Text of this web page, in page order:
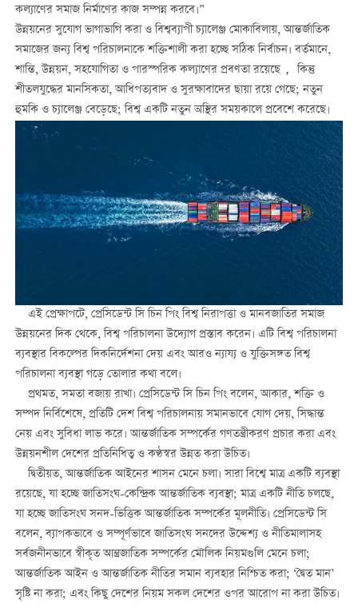
কল্যাণের সমাজ নির্মাণের কাজ সম্পন্ন করবে।”
উন্নয়নের সুযোগ ভাগাভাগি করা ও বিশ্বব্যাপী চ্যালেঞ্জ মোকাবিলায়, আন্তর্জাতিক
সমাজের জন্য বিশ্ব পরিচালনাকে শক্তিশালী করা হচ্ছে সঠিক নির্বাচন। বর্তমানে,
শান্তি, উন্নয়ন, সহযোগিতা ও পারস্পরিক কল্যাণের প্রবণতা রয়েছে， কিন্তু
শীতলযুদ্ধের মানসিকতা, আধিপত্যবাদ ও সুরক্ষাবাদের ছায়া রয়ে গেছে; নতুন
হুমকি ও চ্যালেঞ্জ বেড়েছে; বিশ্ব একটি নতুন অস্থির সময়কালে প্রবেশে করেছে।
এই প্রেক্ষাপটে, প্রেসিডেন্ট সি চিন পিং বিশ্ব নিরাপত্তা ও মানবজাতির সমাজ
উন্নয়নের দিক থেকে, বিশ্ব পরিচালনা উদ্যোগ প্রস্তাব করেন। এটি বিশ্ব পরিচালনা
ব্যবস্থার বিকল্পের দিকনির্দেশনা দেয় এবং আরও ন্যায্য ও যুক্তিসঙ্গত বিশ্ব
পরিচালনা ব্যবস্থা গড়ে তোলার কথা বলে।
প্রথমত, সমতা বজায় রাখা। প্রেসিডেন্ট সি চিন পিং বলেন, আকার, শক্তি ও
সম্পদ নির্বিশেষে, প্রতিটি দেশ বিশ্ব পরিচালনায় সমানভাবে যোগ দেয়, সিদ্ধান্ত
নেয় এবং সুবিধা লাভ করে। আন্তর্জাতিক সম্পর্কের গণতন্ত্রীকরণ প্রচার করা এবং
উন্নয়নশীল দেশের প্রতিনিধিত্ব ও কণ্ঠস্বর উন্নত করা উচিত।
দ্বিতীয়ত, আন্তর্জাতিক আইনের শাসন মেনে চলা। সারা বিশ্বে মাত্র একটি ব্যবস্থা
রয়েছে, যা হচ্ছে জাতিসংঘ-কেন্দ্রিক আন্তর্জাতিক ব্যবস্থা; মাত্র একটি নীতি চলছে,
যা হচ্ছে জাতিসংঘ সনদ-ভিত্তিক আন্তর্জাতিক সম্পর্কের মূলনীতি। প্রেসিডেন্ট সি
বলেন, ব্যাপকভাবে ও সম্পূর্ণভাবে জাতিসংঘ সনদের উদ্দেশ্য ও নীতিমালাসহ
সর্বজনীনভাবে স্বীকৃত আন্ত্রজাতিক সম্পর্কের মৌলিক নিয়মগুলি মেনে চলা;
আন্তর্জাতিক আইন ও আন্তর্জাতিক নীতির সমান ব্যবহার নিশ্চিত করা; ‘দ্বৈত মান’
সৃষ্টি না করা; এবং কিছু দেশের নিয়ম সকল দেশের ওপর আরোপ না করা উচিত।